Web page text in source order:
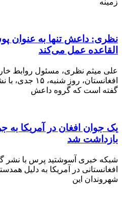
داعش تنها به عنوان پوشش
عمل می‌کند
نظری، مسئول روابط خارجی
افغانستان، روز شنبه،
است که گروه داعش
افغان در آمریکا به جرم
شد
آسوشتید پرس با نشر
در آمریکا به دلیل همدستی
این